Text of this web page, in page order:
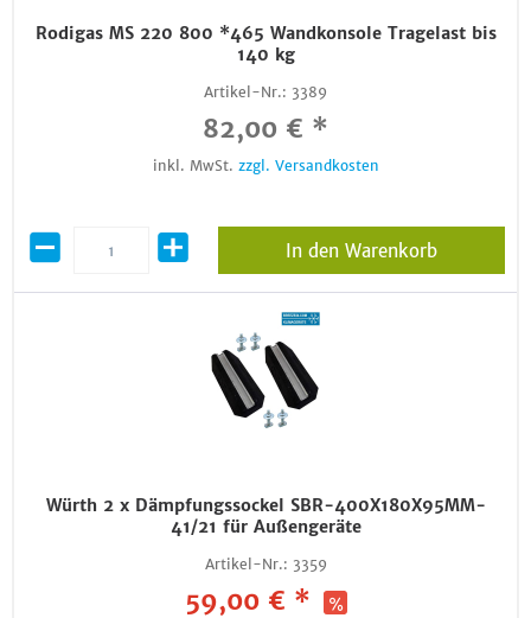
Rodigas MS 220 800 *465 Wandkonsole Tragelast bis
140 kg
Artikel-Nr.: 3389
82,00 € *
inkl. MwSt. zzgl. Versandkosten
In den Warenkorb
Würth 2 x Dämpfungssockel SBR-400X180X95MM-
41/21 für Außengeräte
Artikel-Nr.: 3359
59,00 € *